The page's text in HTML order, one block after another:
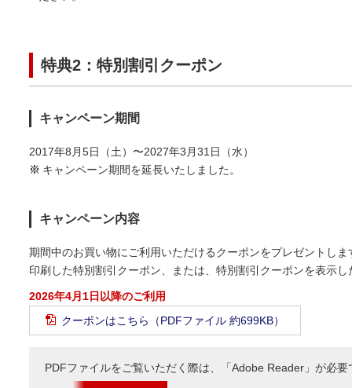
特典2：特別割引クーポン
キャンペーン期間
2017年8月5日（土）〜2027年3月31日（水）
※ キャンペーン期間を延長いたしました。
キャンペーン内容
期間中のお買い物にご利用いただけるクーポンをプレゼントしま
印刷した特別割引クーポン、または、特別割引クーポンを表示
2026年4月1日以降のご利用
クーポンはこちら（PDFファイル 約699KB）
PDFファイルをご覧いただく際は、「Adobe Reader」が必